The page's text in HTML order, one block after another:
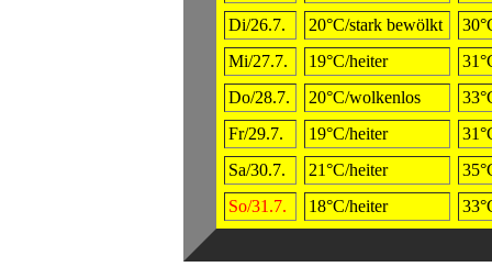
Di/26.7.
20°C/stark bewölkt
Mi/27.7.
19°C/heiter
Do/28.7.
20°C/wolkenlos
Fr/29.7.
19°C/heiter
Sa/30.7.
21°C/heiter
So/31.7.
18°C/heiter